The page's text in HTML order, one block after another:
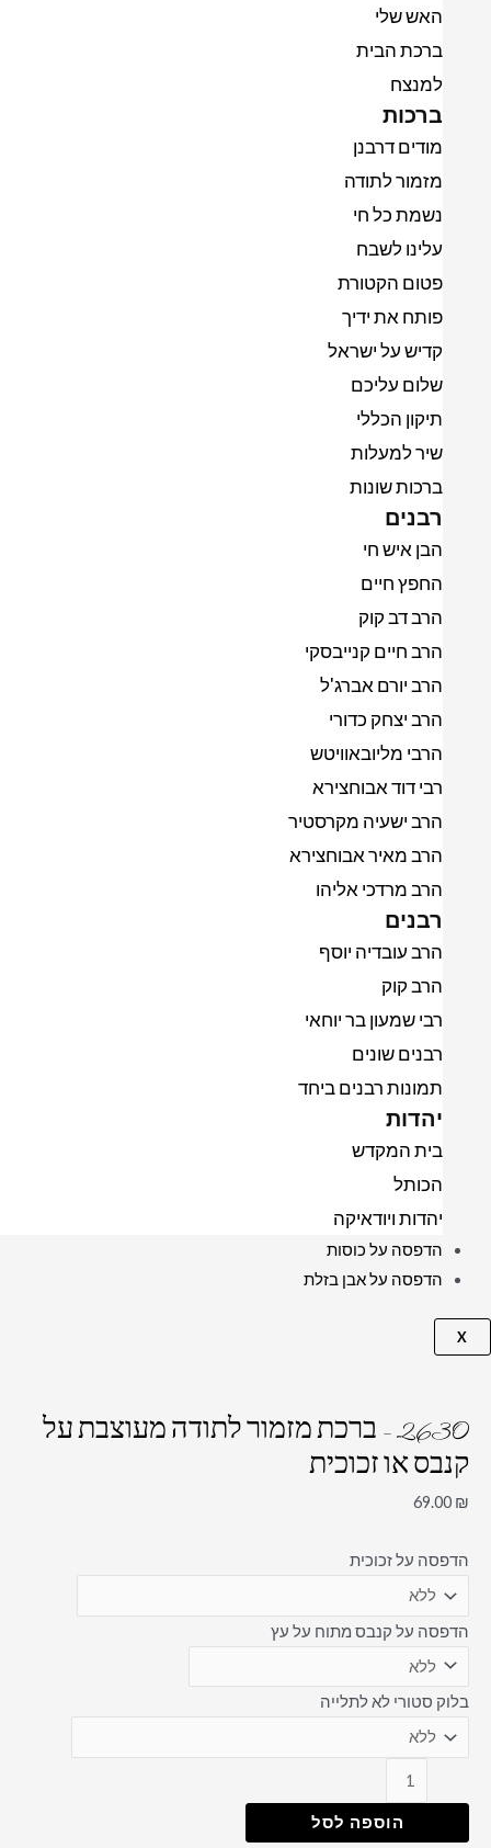
האש שלי
ברכת הבית
למנצח
ברכות
מודים דרבנן
מזמור לתודה
נשמת כל חי
עלינו לשבח
פטום הקטורת
פותח את ידיך
קדיש על ישראל
שלום עליכם
תיקון הכללי
שיר למעלות
ברכות שונות
רבנים
הבן איש חי
החפץ חיים
הרב דב קוק
הרב חיים קנייבסקי
הרב יורם אברג'ל
הרב יצחק כדורי
הרבי מליובאוויטש
רבי דוד אבוחצירא
הרב ישעיה מקרסטיר
הרב מאיר אבוחצירא
הרב מרדכי אליהו
רבנים
הרב עובדיה יוסף
הרב קוק
רבי שמעון בר יוחאי
רבנים שונים
תמונות רבנים ביחד
יהדות
בית המקדש
הכותל
יהדות ויודאיקה
הדפסה על כוסות
הדפסה על אבן בזלת
X
2630 – ברכת מזמור לתודה מעוצבת על
קנבס או זכוכית
69.00 ₪
הדפסה על זכוכית
הדפסה על קנבס מתוח על עץ
בלוק סטורי לא לתלייה
הוספה לסל